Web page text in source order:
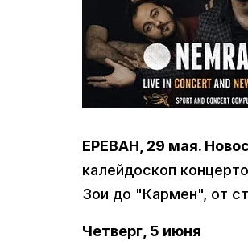
ЕРЕВАН, 29 мая.
калейдоскоп
Зои до "Кармен", от
Четверг, 5 июня